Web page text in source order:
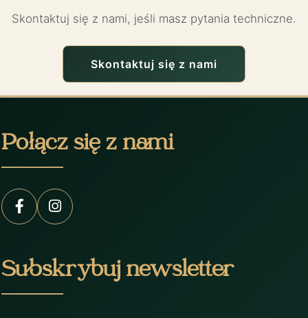
Skontaktuj się z nami, jeśli masz pytania techniczne.
Skontaktuj się z nami
Połącz się z nami
Subskrybuj newsletter